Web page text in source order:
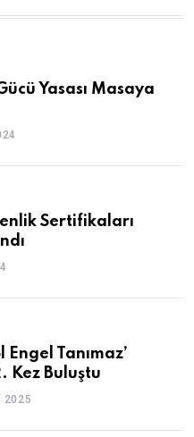
Yasası Masaya
Sertifikaları
Engel Tanımaz’
Kez Buluştu
2025